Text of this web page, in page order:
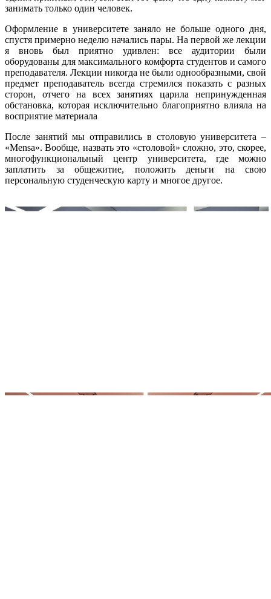
занимать только один человек.
Оформление в университете заняло не больше одного дня,
спустя примерно неделю начались пары. На первой же лекции
я вновь был приятно удивлен: все аудитории были
оборудованы для максимального комфорта студентов и самого
преподавателя. Лекции никогда не были однообразными, свой
предмет преподаватель всегда стремился показать с разных
сторон, отчего на всех занятиях царила непринужденная
обстановка, которая исключительно благоприятно влияла на
восприятие материала
После занятий мы отправились в столовую университета –
«Mensa». Вообще, назвать это «столовой» сложно, это, скорее,
многофункциональный центр университета, где можно
заплатить за общежитие, положить деньги на свою
персональную студенческую карту и многое другое.